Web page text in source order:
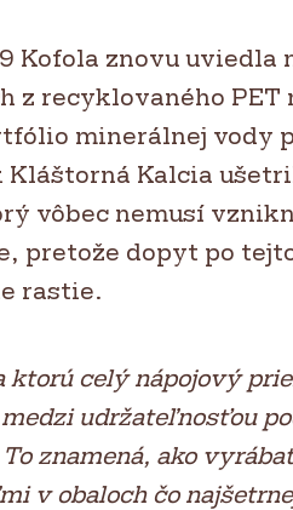
Kofola znovu
z recyklovaného
minerálnej vody
Kalcia
vôbec nemusí
pretože dopyt po
rastie.
ktorú celý nápojový
udržateľnosťou
znamená, ako
v obaloch čo